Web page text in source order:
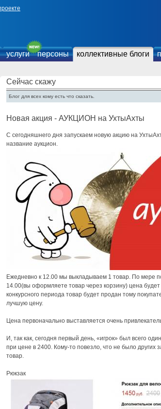
услуги персоны коллективные блоги
Сейчас скажу
Блог для всех кому есть что сказать.
Новая акция - АУКЦИОН на УхтыАхты
С сегодняшнего дня запускаем новую акцию на
название аукцион.
Ежедневно к 12.00 мы выкладываем 1 товар. По мере
14.00(вы оформляете товар через корзину) цена будет
конкурсного периода товар будет продан тому
лучшую цену.
Цена первоначально выставляется очень
И, так как, сегодня первый день, «игрок» был всего
при цене в 2400. Кому-то повезло, что не было других
товар.
Рюкзак